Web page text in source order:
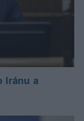
Iránu a